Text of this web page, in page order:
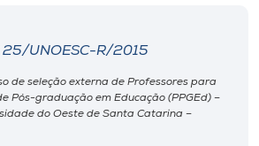
25/UNOESC-R/2015
de seleção externa de Professores para
Pós-graduação em Educação (PPGEd) –
do Oeste de Santa Catarina –